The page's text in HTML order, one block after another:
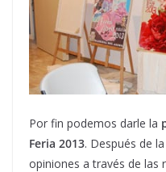
Por fin podemos darle la
Feria 2013. Después de
opiniones a través de las